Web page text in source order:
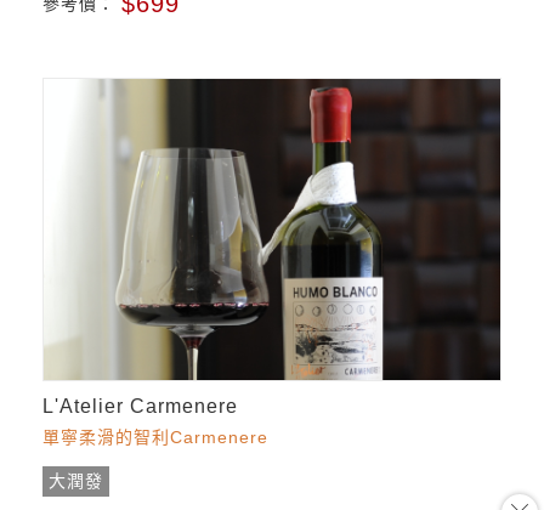
L'Atelier Carmenere
單寧柔滑的智利Carmenere
大潤發